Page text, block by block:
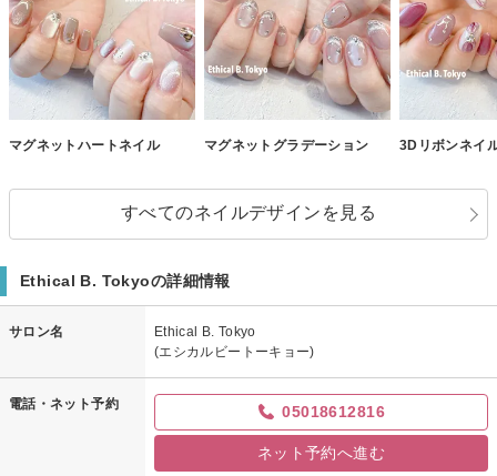
マグネットハートネイル マグネットグラデーション 3Dリボンネイ
すべてのネイルデザインを見る
Ethical B. Tokyoの詳細情報
サロン名
Ethical B. Tokyo
(エシカルビートーキョー)
電話・ネット予約 05018612816
ネット予約へ進む